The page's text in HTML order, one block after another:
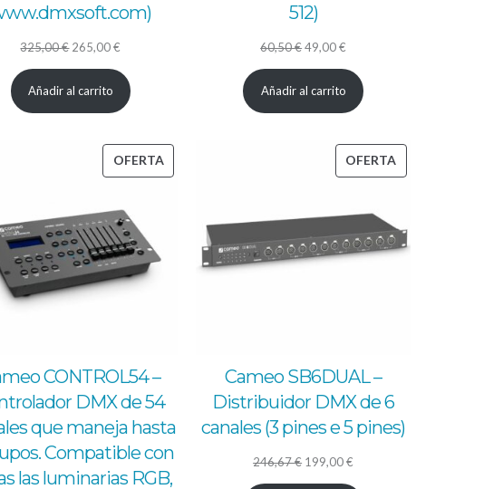
325,00€ El
precio
original
325,00 €.
265,00€
precio
actual
265,00 €.
Añadir al carrito
512)
60,50€El
precio
original
60,50 €.
49,00€
precio
actual
49,00 €.
Añadir al carrito
OFERTAPRODUCTO
CONTROL54 –
DMX de 54
que maneja hasta
Compatible con
las luminarias RGB,
OFERTAPRODUCTO
Cameo SB6DUAL –
Distribuidor DMX de 6
canales (3 pines e 5 pines)
246,67€ El
precio
199,00€
precio